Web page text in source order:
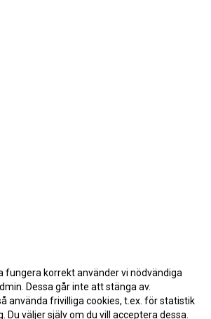
fungera korrekt använder vi nödvändiga
Dessa går inte att stänga av.
använda frivilliga cookies, t.ex. för statistik
Du väljer själv om du vill acceptera dessa.